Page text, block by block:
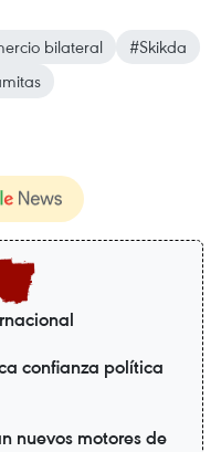
bilateral
#Skikda
confianza política
nuevos motores de